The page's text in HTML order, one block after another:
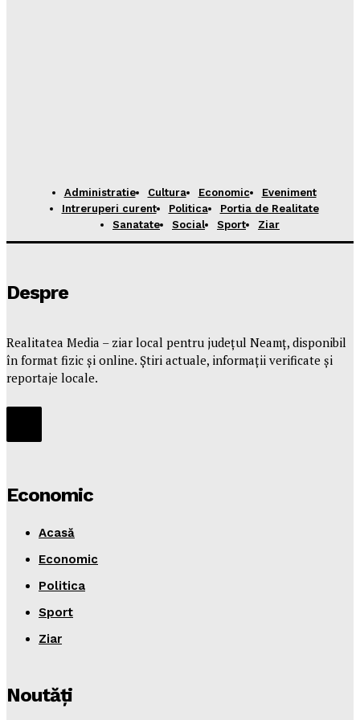
Administratie Cultura Economic
Eveniment
Intreruperi curent
Politica
Portia de Realitate
Sanatate
Social Sport Ziar
Despre
Realitatea Media – ziar local pentru județul Neamț, disponibil
în format fizic și online. Știri actuale, informații verificate și
reportaje locale.
Economic
Acasă
Economic
Politica
Sport
Ziar
Noutăţi